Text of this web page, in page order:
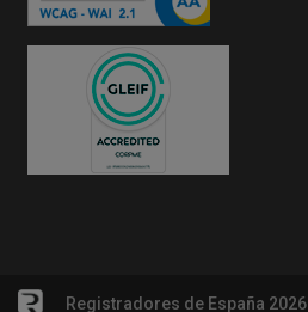
Registradores de España 2026